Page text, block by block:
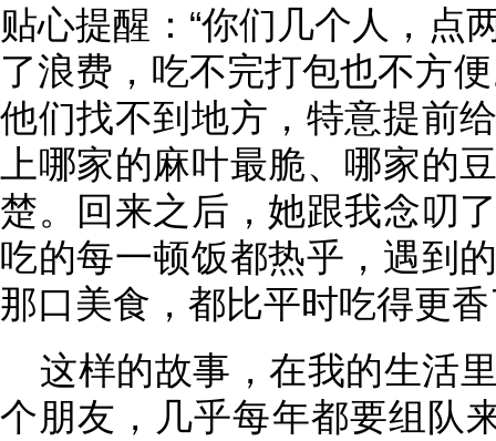
贴心提醒：“你们几个人，点
了浪费，吃不完打包也不方
他们找不到地方，特意提前
上哪家的麻叶最脆、哪家的
楚。回来之后，她跟我念叨
吃的每一顿饭都热乎，遇到
那口美食，都比平时吃得更
这样的故事，在我的生活
个朋友，几乎每年都要组队